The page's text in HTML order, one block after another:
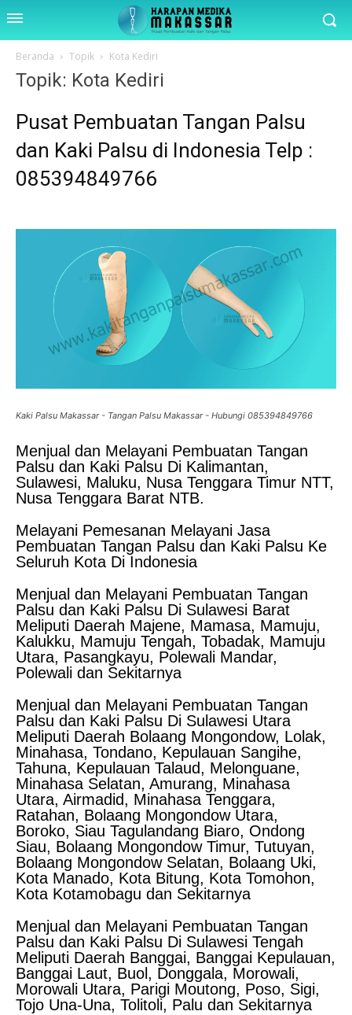
Beranda Topik Kota Kediri
Topik: Kota Kediri
Pusat Pembuatan Tangan Palsu
dan Kaki Palsu di Indonesia Telp :
085394849766
Kaki Palsu Makassar - Tangan Palsu Makassar - Hubungi 085394849766
Menjual dan Melayani Pembuatan Tangan
Palsu dan Kaki Palsu Di Kalimantan,
Sulawesi, Maluku, Nusa Tenggara Timur NTT,
Nusa Tenggara Barat NTB.
Melayani Pemesanan Melayani Jasa
Pembuatan Tangan Palsu dan Kaki Palsu Ke
Seluruh Kota Di Indonesia
Menjual dan Melayani Pembuatan Tangan
Palsu dan Kaki Palsu Di Sulawesi Barat
Meliputi Daerah Majene, Mamasa, Mamuju,
Kalukku, Mamuju Tengah, Tobadak, Mamuju
Utara, Pasangkayu, Polewali Mandar,
Polewali dan Sekitarnya
Menjual dan Melayani Pembuatan Tangan
Palsu dan Kaki Palsu Di Sulawesi Utara
Meliputi Daerah Bolaang Mongondow, Lolak,
Minahasa, Tondano, Kepulauan Sangihe,
Tahuna, Kepulauan Talaud, Melonguane,
Minahasa Selatan, Amurang, Minahasa
Utara, Airmadid, Minahasa Tenggara,
Ratahan, Bolaang Mongondow Utara,
Boroko, Siau Tagulandang Biaro, Ondong
Siau, Bolaang Mongondow Timur, Tutuyan,
Bolaang Mongondow Selatan, Bolaang Uki,
Kota Manado, Kota Bitung, Kota Tomohon,
Kota Kotamobagu dan Sekitarnya
Menjual dan Melayani Pembuatan Tangan
Palsu dan Kaki Palsu Di Sulawesi Tengah
Meliputi Daerah Banggai, Banggai Kepulauan,
Banggai Laut, Buol, Donggala, Morowali,
Morowali Utara, Parigi Moutong, Poso, Sigi,
Tojo Una-Una, Tolitoli, Palu dan Sekitarnya